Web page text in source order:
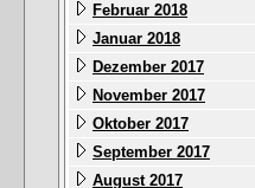
Februar 2018
Januar 2018
Dezember 2017
November 2017
Oktober 2017
September 2017
August 2017